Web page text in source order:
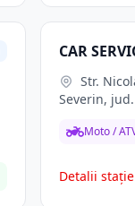
CAR
Severin,
Moto /
Detalii stație